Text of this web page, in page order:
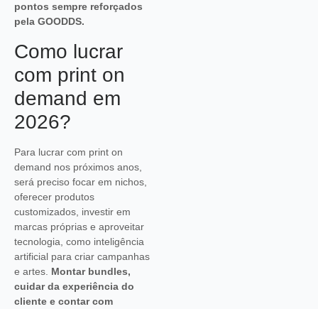
pontos sempre reforçados
pela GOODDS.
Como lucrar
com print on
demand em
2026?
Para lucrar com print on
demand nos próximos anos,
será preciso focar em nichos,
oferecer produtos
customizados, investir em
marcas próprias e aproveitar
tecnologia, como inteligência
artificial para criar campanhas
e artes. Montar bundles,
cuidar da experiência do
cliente e contar com